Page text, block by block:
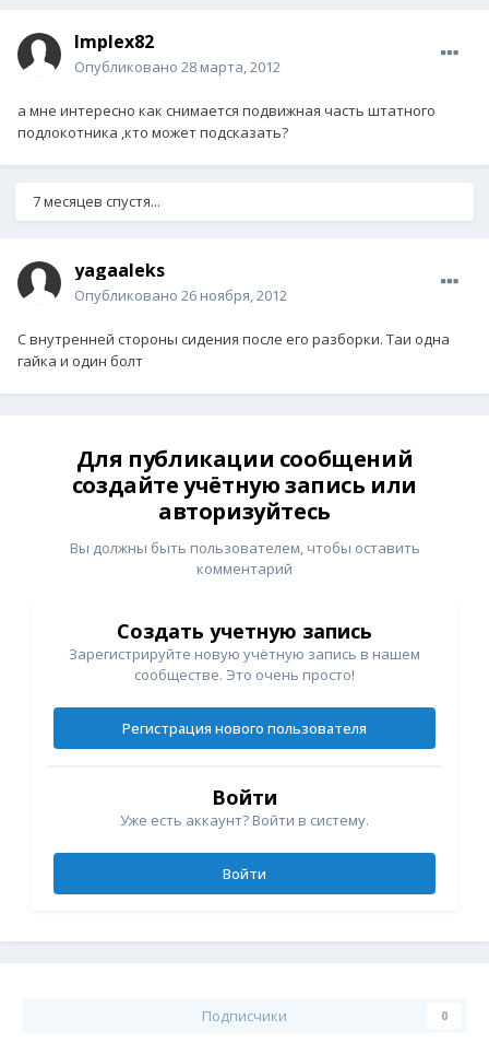
Implex82
Опубликовано 28 марта, 2012
а мне интересно как снимается подвижная часть штатного
подлокотника ,кто может подсказать?
7 месяцев спустя...
yagaaleks
Опубликовано 26 ноября, 2012
С внутренней стороны сидения после его разборки. Таи одна
гайка и один болт
Для публикации сообщений
создайте учётную запись или
авторизуйтесь
Вы должны быть пользователем, чтобы оставить
комментарий
Создать учетную запись
Зарегистрируйте новую учётную запись в нашем
сообществе. Это очень просто!
Регистрация нового пользователя
Войти
Уже есть аккаунт? Войти в систему.
Войти
Подписчики 0